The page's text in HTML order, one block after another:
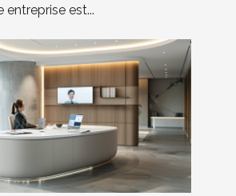
entreprise est...